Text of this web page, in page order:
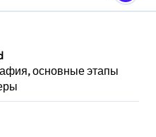
основные этапы